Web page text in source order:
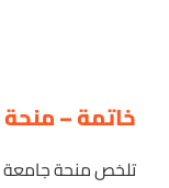
خاتمة –
تلخص منحة جامعة